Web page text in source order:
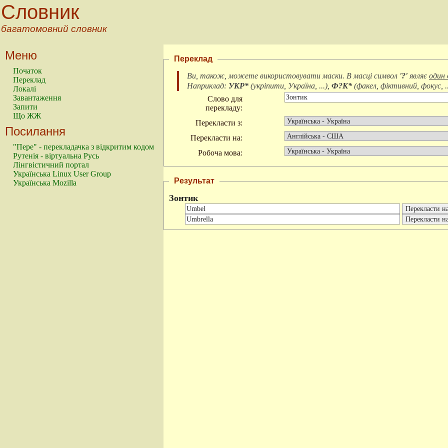
Словник
багатомовний словник
Меню
Початок
Переклад
Локалі
Завантаження
Запити
Що ЖЖ
Посилання
"Пере" - перекладачка з відкритим кодом
Рутенія - віртуальна Русь
Лінгвістичний портал
Українська Linux User Group
Українська Mozilla
Переклад
Ви, також, можете використовувати маски. В масці символ '?' являє один
Наприклад: УКР* (укріпити, Україна, ...), Ф?К* (факел, фіктивний, фокус,
Слово для
перекладу:
Перекласти з:
Перекласти на:
Робоча мова:
Результат
Зонтик